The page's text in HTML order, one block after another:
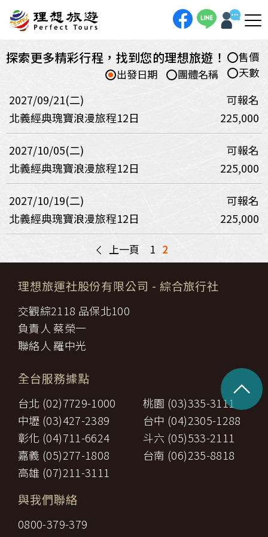
探索更多精彩行程，找到您的理想旅遊！
售價
天數
團體名稱
出發日期
2027/09/21(二)
可報名
北義經典瑰寶浪漫旅程12日
225,000
2027/10/05(二)
可報名
北義經典瑰寶浪漫旅程12日
225,000
2027/10/19(二)
可報名
北義經典瑰寶浪漫旅程12日
225,000
< 上一頁 1 2
理想旅運社股份有限公司 - 綜合旅行社
交觀綜2118 品保北100
負責人 蔡榮一
聯絡人 羅中光
全台服務據點
台北 (02)7729-1000
桃園 (03)335-3111
中壢 (03)427-2389
台中 (04)2305-1288
彰化 (04)711-6624
斗六 (05)533-2111
嘉義 (05)277-1808
台南 (06)235-8818
高雄 (07)211-3111
與我們聯絡
0800-379-379
^